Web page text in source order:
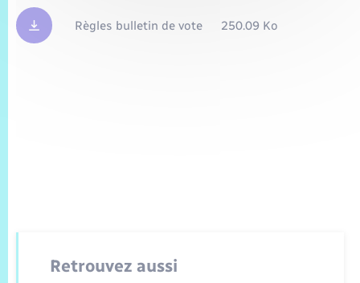
Règles bulletin de vote 250.09 Ko
Retrouvez aussi